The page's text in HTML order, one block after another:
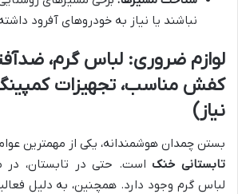
نباشند یا نیاز به خودروهای آفرود
لوازم ضروری: لباس گرم،
کفش مناسب، تجهیزات
نیاز)
بستن چمدان هوشمندانه، یکی از مهمترین
تابستانی خنک است. حتی در تابستان، در
لباس گرم وجود دارد. همچنین، به دلیل